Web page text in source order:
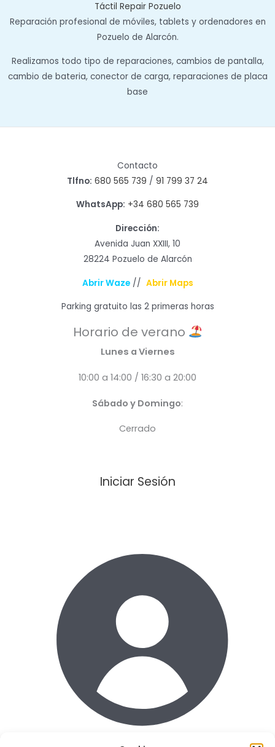
Táctil Repair Pozuelo
Reparación profesional de móviles, tablets y ordenadores en
Pozuelo de Alarcón.
Realizamos todo tipo de reparaciones, cambios de pantalla,
cambio de bateria, conector de carga, reparaciones de placa
base
Contacto
Tlfno: 680 565 739 / 91 799 37 24
WhatsApp: +34 680 565 739
Dirección:
Avenida Juan XXIII, 10
28224 Pozuelo de Alarcón
Abrir Waze// Abrir Maps
Parking gratuito las 2 primeras horas
Horario de verano
Lunes a Viernes
10:00 a 14:00 / 16:30 a 20:00
Sábado y Domingo:
Cerrado
Iniciar Sesión